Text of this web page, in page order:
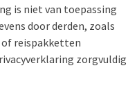
is niet van toepassing
door derden, zoals
of reispakketten
zorgvuldig